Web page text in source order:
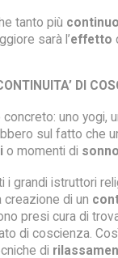
tanto più continuo
sarà l’effetto
DI
uno yogi,
sul fatto che
o momenti di sonno
i grandi istruttori
di un
presi cura di
di coscienza.
di